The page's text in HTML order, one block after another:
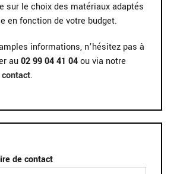
sur le choix des matériaux adaptés
en fonction de votre budget.
informations, n’hésitez pas à
au02 99 04 41 04ou via notre
.
de contact